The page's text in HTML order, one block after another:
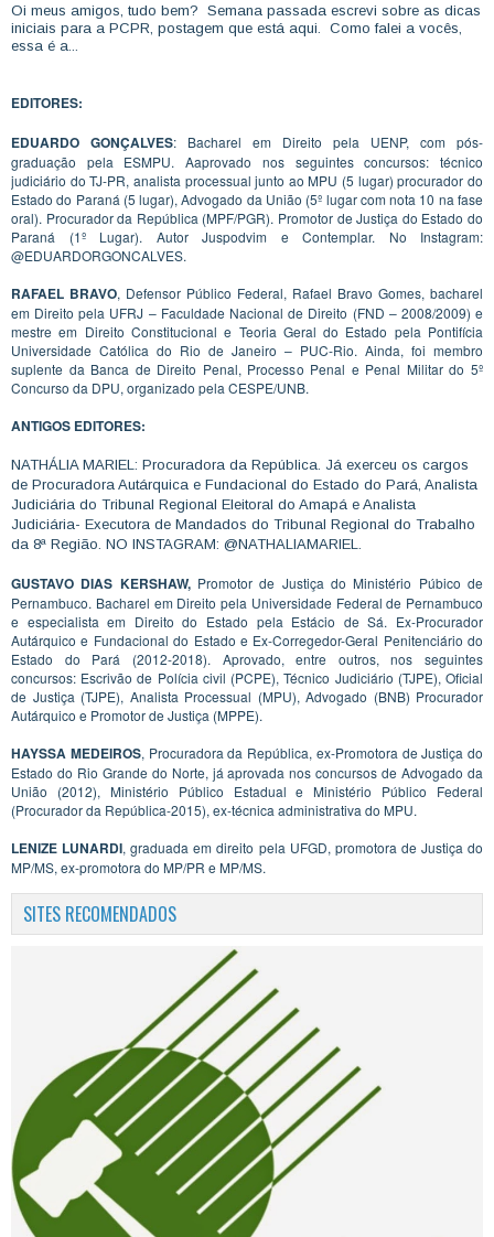
Oi meus amigos, tudo bem? Semana passada escrevi sobre as dicas
iniciais para a PCPR, postagem que está aqui. Como falei a vocês,
essa é a...
EDITORES:
EDUARDO GONÇALVES: Bacharel em Direito pela UENP, com pós-
graduação pela ESMPU. Aaprovado nos seguintes concursos: técnico
judiciário do TJ-PR, analista processual junto ao MPU (5 lugar) procurador do
Estado do Paraná (5 lugar), Advogado da União (5º lugar com nota 10 na fase
oral). Procurador da República (MPF/PGR). Promotor de Justiça do Estado do
Paraná (1º Lugar). Autor Juspodvim e Contemplar. No Instagram:
@EDUARDORGONCALVES.
RAFAEL BRAVO, Defensor Público Federal, Rafael Bravo Gomes, bacharel
em Direito pela UFRJ – Faculdade Nacional de Direito (FND – 2008/2009) e
mestre em Direito Constitucional e Teoria Geral do Estado pela Pontifícia
Universidade Católica do Rio de Janeiro – PUC-Rio. Ainda, foi membro
suplente da Banca de Direito Penal, Processo Penal e Penal Militar do 5º
Concurso da DPU, organizado pela CESPE/UNB.
ANTIGOS EDITORES:
NATHÁLIA MARIEL: Procuradora da República. Já exerceu os cargos
de Procuradora Autárquica e Fundacional do Estado do Pará, Analista
Judiciária do Tribunal Regional Eleitoral do Amapá e Analista
Judiciária- Executora de Mandados do Tribunal Regional do Trabalho
da 8ª Região. NO INSTAGRAM: @NATHALIAMARIEL.
GUSTAVO DIAS KERSHAW, Promotor de Justiça do Ministério Púbico de
Pernambuco. Bacharel em Direito pela Universidade Federal de Pernambuco
e especialista em Direito do Estado pela Estácio de Sá. Ex-Procurador
Autárquico e Fundacional do Estado e Ex-Corregedor-Geral Penitenciário do
Estado do Pará (2012-2018). Aprovado, entre outros, nos seguintes
concursos: Escrivão de Polícia civil (PCPE), Técnico Judiciário (TJPE), Oficial
de Justiça (TJPE), Analista Processual (MPU), Advogado (BNB) Procurador
Autárquico e Promotor de Justiça (MPPE).
HAYSSA MEDEIROS, Procuradora da República, ex-Promotora de Justiça do
Estado do Rio Grande do Norte, já aprovada nos concursos de Advogado da
União (2012), Ministério Público Estadual e Ministério Público Federal
(Procurador da República-2015), ex-técnica administrativa do MPU.
LENIZE LUNARDI, graduada em direito pela UFGD, promotora de Justiça do
MP/MS, ex-promotora do MP/PR e MP/MS.
SITES RECOMENDADOS